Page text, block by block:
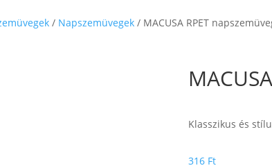
/ Napszemüvegek / MACUSA RPET
Klasszikus és
316 Ft